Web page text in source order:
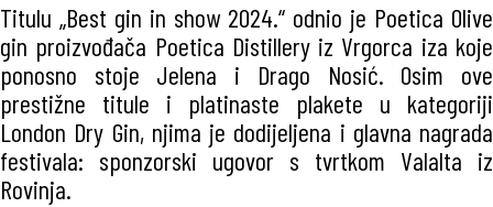
Titulu „Best gin in show 2024.“ odnio je Poetica Olive
gin proizvođača Poetica Distillery iz Vrgorca iza koje
ponosno stoje Jelena i Drago Nosić. Osim ove
prestižne titule i platinaste plakete u kategoriji
London Dry Gin, njima je dodijeljena i glavna nagrada
festivala: sponzorski ugovor s tvrtkom Valalta iz
Rovinja.